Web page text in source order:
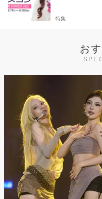
特集
お